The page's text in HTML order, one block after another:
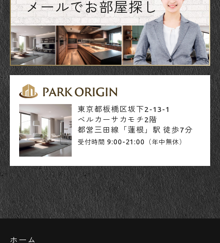
メールでお部屋探し
東京都板橋区坂下2-13-1
ベルカーサカモチ2階
都営三田線「蓮根」駅 徒歩7分
受付時間 9:00-21:00 （年中無休）
ホーム